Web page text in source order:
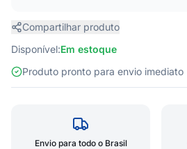
Compartilhar produto
Disponível:Em estoque
Produto pronto para envio imediato
Envio para todo o Brasil